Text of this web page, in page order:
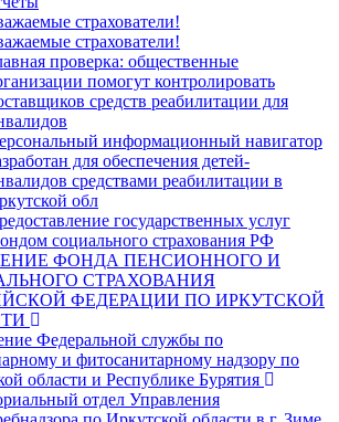
страхователи!
страхователи!
проверка: общественные
помогут контролировать
средств реабилитации для
информационный навигатор
для обеспечения детей-
средствами реабилитации в
обл
государственных услуг
социального страхования РФ
ФОНДА ПЕНСИОННОГО И
СТРАХОВАНИЯ
ФЕДЕРАЦИИ ПО ИРКУТСКОЙ
Федеральной службы по
и фитосанитарному надзору по
области и Республике Бурятия
отдел Управления